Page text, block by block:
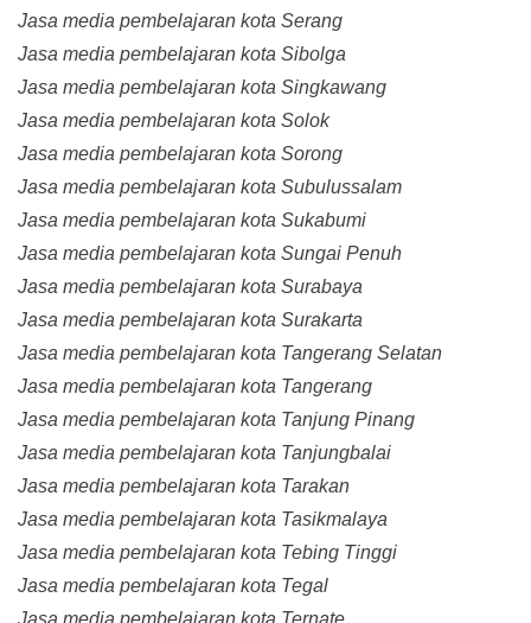
Jasa media pembelajaran kota Serang
Jasa media pembelajaran kota Sibolga
Jasa media pembelajaran kota Singkawang
Jasa media pembelajaran kota Solok
Jasa media pembelajaran kota Sorong
Jasa media pembelajaran kota Subulussalam
Jasa media pembelajaran kota Sukabumi
Jasa media pembelajaran kota Sungai Penuh
Jasa media pembelajaran kota Surabaya
Jasa media pembelajaran kota Surakarta
Jasa media pembelajaran kota Tangerang Selatan
Jasa media pembelajaran kota Tangerang
Jasa media pembelajaran kota Tanjung Pinang
Jasa media pembelajaran kota Tanjungbalai
Jasa media pembelajaran kota Tarakan
Jasa media pembelajaran kota Tasikmalaya
Jasa media pembelajaran kota Tebing Tinggi
Jasa media pembelajaran kota Tegal